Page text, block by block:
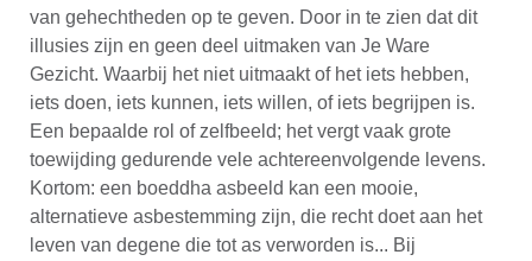
van gehechtheden op te geven. Door in te zien dat dit
illusies zijn en geen deel uitmaken van Je Ware
Gezicht. Waarbij het niet uitmaakt of het iets hebben,
iets doen, iets kunnen, iets willen, of iets begrijpen is.
Een bepaalde rol of zelfbeeld; het vergt vaak grote
toewijding gedurende vele achtereenvolgende levens.
Kortom: een boeddha asbeeld kan een mooie,
alternatieve asbestemming zijn, die recht doet aan het
leven van degene die tot as verworden is... Bij